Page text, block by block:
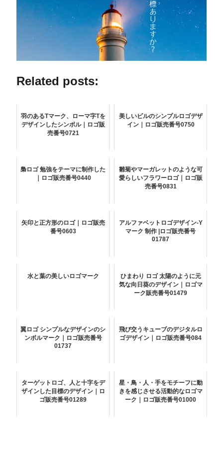
Related posts:
羽のあるTマーク、ローマ字Tを
デザインしたシンボル｜ロゴ販
売番号0721
美しいビルのシンプルロゴデザ
イン｜ロゴ販売番号0750
梟ロゴ 勉強をテーマに制作した
｜ロゴ販売番号0440
雛菊やマーガレットのような可
愛らしいフラワーロゴ｜ロゴ販
売番号0831
矢印と正方形のロゴ｜ロゴ販売
番号0603
アルファベットロゴデザイン-Y
マーク 制作 |ロゴ販売番号
01787
水と葉の美しいロゴマーク
ひまわり ロゴ 太陽のように元
気な向日葵のデザイン｜ロゴマ
ーク販売番号01479
翼ロゴ シンプルなデザインのシ
ンボルマーク｜ロゴ販売番号
01737
飛び交うキューブのデジタルロ
ゴデザイン｜ロゴ販売番号084
ターゲットロゴ、人と十字をデ
ザインした目標のデザイン｜ロ
ゴ販売番号01289
星・鳥・人・手をモチーフに動
きを感じさせる活動的なロゴマ
ーク｜ロゴ販売番号01000